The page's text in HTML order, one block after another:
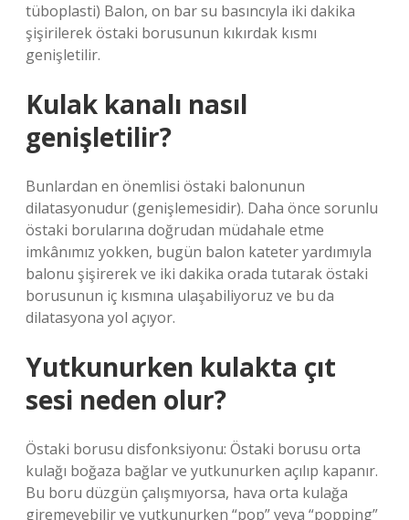
tüboplasti) Balon, on bar su basıncıyla iki dakika
şişirilerek östaki borusunun kıkırdak kısmı
genişletilir.
Kulak kanalı nasıl
genişletilir?
Bunlardan en önemlisi östaki balonunun
dilatasyonudur (genişlemesidir). Daha önce sorunlu
östaki borularına doğrudan müdahale etme
imkânımız yokken, bugün balon kateter yardımıyla
balonu şişirerek ve iki dakika orada tutarak östaki
borusunun iç kısmına ulaşabiliyoruz ve bu da
dilatasyona yol açıyor.
Yutkunurken kulakta çıt
sesi neden olur?
Östaki borusu disfonksiyonu: Östaki borusu orta
kulağı boğaza bağlar ve yutkunurken açılıp kapanır.
Bu boru düzgün çalışmıyorsa, hava orta kulağa
giremeyebilir ve yutkunurken “pop” veya “popping”